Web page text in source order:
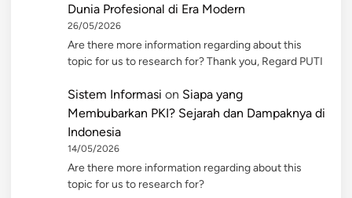
Dunia Profesional di Era Modern
26/05/2026
Are there more information regarding about this
topic for us to research for? Thank you, Regard PUTI
Sistem Informasi on Siapa yang
Membubarkan PKI? Sejarah dan Dampaknya di
Indonesia
14/05/2026
Are there more information regarding about this
topic for us to research for?